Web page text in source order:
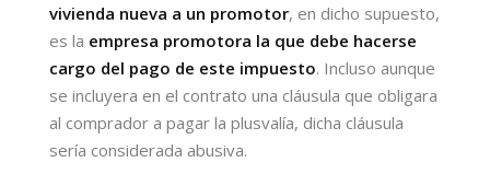
vivienda nueva a un promotor, en dicho supuesto,
es la empresa promotora la que debe hacerse
cargo del pago de este impuesto. Incluso aunque
se incluyera en el contrato una cláusula que obligara
al comprador a pagar la plusvalía, dicha cláusula
sería considerada abusiva.